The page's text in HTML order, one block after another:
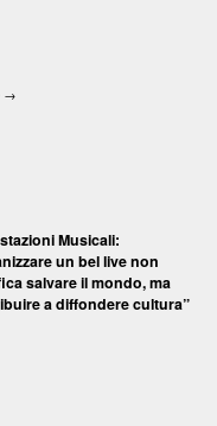
→
Musicali:
un bel live non
salvare il mondo, ma
a diffondere cultura”